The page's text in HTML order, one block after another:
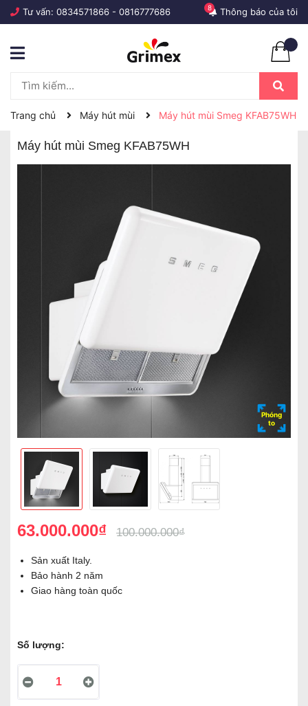
Tư vấn: 0834571866 - 0816777686 Thông báo của tôi
8
Trang chủ Máy hút mùi Máy hút mùi Smeg KFAB75WH
Máy hút mùi Smeg KFAB75WH
Phóng
to
63.000.000₫ 100.000.000₫
Sản xuất Italy.
Bảo hành 2 năm
Giao hàng toàn quốc
Số lượng: